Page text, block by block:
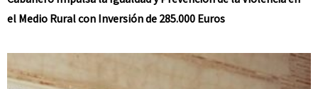
el Medio Rural con Inversión de 285.000 Euros